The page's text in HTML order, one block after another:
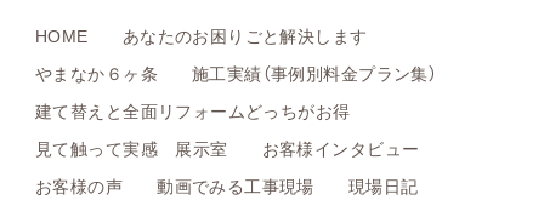
HOME
あなたのお困りごと解決します
やまなか６ヶ条
施工実績（事例別料金プラン集）
建て替えと全面リフォームどっちがお得
見て触って実感 展示室
お客様インタビュー
お客様の声
動画でみる工事現場
現場日記